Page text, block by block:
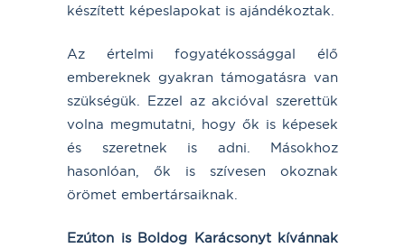
készített képeslapokat is ajándékoztak.
Az értelmi fogyatékossággal élő
embereknek gyakran támogatásra van
szükségük. Ezzel az akcióval szerettük
volna megmutatni, hogy ők is képesek
és szeretnek is adni. Másokhoz
hasonlóan, ők is szívesen okoznak
örömet embertársaiknak.
Ezúton is Boldog Karácsonyt kívánnak